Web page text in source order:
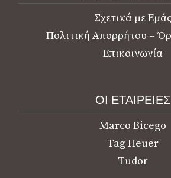
Σχετικά με Εμάς
Πολιτική Απορρήτου –
Επικοινωνία
ΟΙ ΕΤΑΙΡΕΙΕΣ
Marco Bicego
Tag Heuer
Tudor